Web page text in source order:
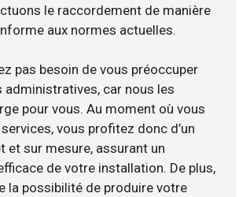
le raccordement de manière
aux normes actuelles.
pas besoin de vous préoccuper
administratives, car nous les
pour vous. Au moment où vous
vous profitez donc d’un
et sur mesure, assurant un
de votre installation. De plus,
la possibilité de produire votre